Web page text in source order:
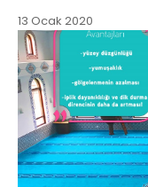
13 Ocak 2020